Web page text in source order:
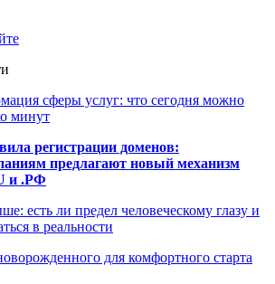
сферы услуг: что сегодня можно
минут
регистрации доменов:
предлагают новый механизм
и .РФ
есть ли предел человеческому глазу и
в реальности
для комфортного старта